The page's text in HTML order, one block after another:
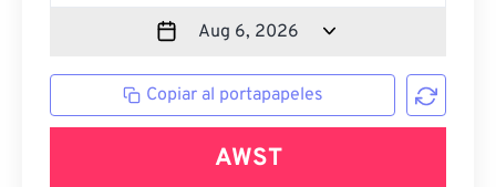
Copiar al portapapeles
AWST